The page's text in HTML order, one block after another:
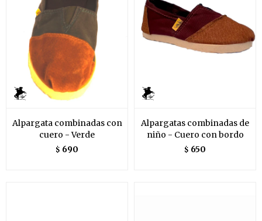
Alpargata combinadas con
cuero - Verde
$ 690
Alpargatas combinadas de
niño - Cuero con bordo
$ 650